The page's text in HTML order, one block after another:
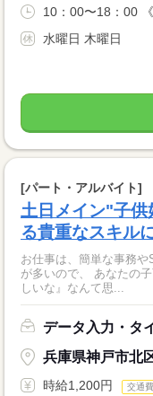
10：00〜18：00
水曜日 木曜日
[パート・アルバイト]
土日メイン"子供
る貴重なスキル
お仕事は、簡単な事務
が多いので、 あなたの子育
しいな』なんて思...
データ入力・タ
兵庫県神戸市北
時給1,200円 交通